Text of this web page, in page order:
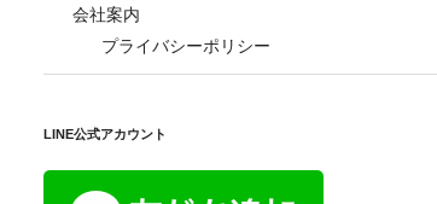
会社案内
プライバシーポリシー
LINE公式アカウント